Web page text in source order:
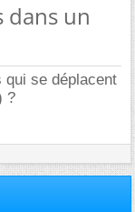
dans un
qui se déplacent
?